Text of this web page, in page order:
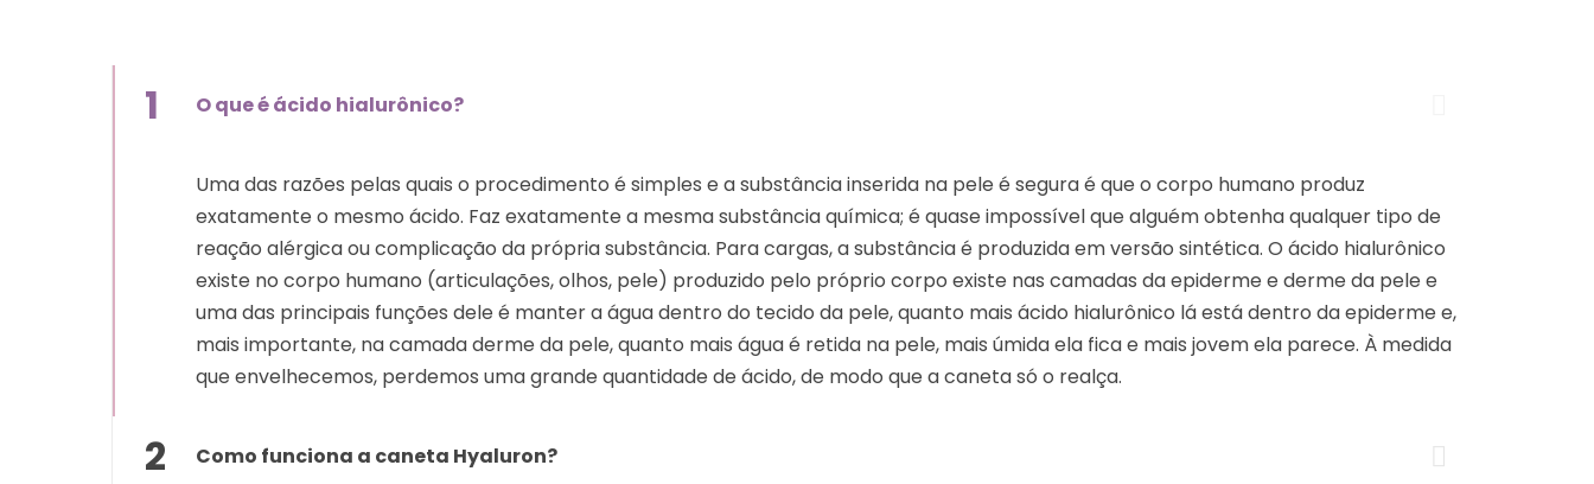
1 O que é ácido hialurônico?
Uma das razões pelas quais o procedimento é simples e a substância inserida na pele é segura é que o corpo humano produz
exatamente o mesmo ácido. Faz exatamente a mesma substância química; é quase impossível que alguém obtenha qualquer tipo de
reação alérgica ou complicação da própria substância. Para cargas, a substância é produzida em versão sintética. O ácido hialurônico
existe no corpo humano (articulações, olhos, pele) produzido pelo próprio corpo existe nas camadas da epiderme e derme da pele e
uma das principais funções dele é manter a água dentro do tecido da pele, quanto mais ácido hialurônico lá está dentro da epiderme e,
mais importante, na camada derme da pele, quanto mais água é retida na pele, mais úmida ela fica e mais jovem ela parece. À medida
que envelhecemos, perdemos uma grande quantidade de ácido, de modo que a caneta só o realça.
2 Como funciona a caneta Hyaluron?